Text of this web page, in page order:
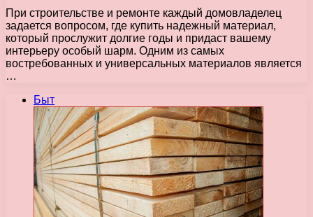
При строительстве и ремонте каждый домовладелец
задается вопросом, где купить надежный материал,
который прослужит долгие годы и придаст вашему
интерьеру особый шарм. Одним из самых
востребованных и универсальных материалов является
…
Быт